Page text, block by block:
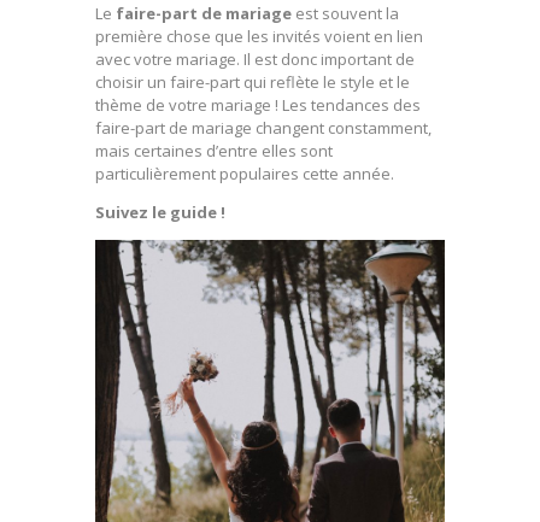
Le faire-part de mariage est souvent la
première chose que les invités voient en lien
avec votre mariage. Il est donc important de
choisir un faire-part qui reflète le style et le
thème de votre mariage ! Les tendances des
faire-part de mariage changent constamment,
mais certaines d’entre elles sont
particulièrement populaires cette année.
Suivez le guide !